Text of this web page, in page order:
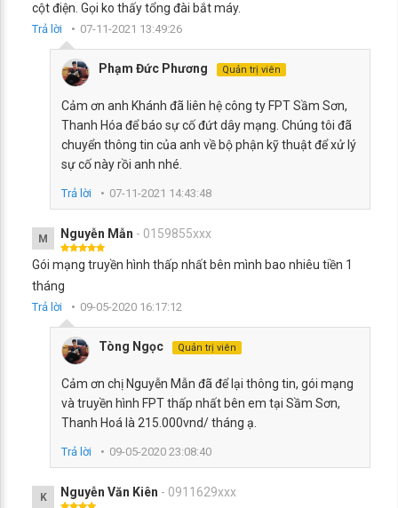
cột điện. Gọi ko thấy tổng đài bắt máy.
Trả lời 07-11-2021 13:49:26
Phạm Đức Phương Quản trị viên
Cảm ơn anh Khánh đã liên hệ công ty FPT Sầm Sơn,
Thanh Hóa để báo sự cố đứt dây mạng. Chúng tôi đã
chuyển thông tin của anh về bộ phận kỹ thuật để xử lý
sự cố này rồi anh nhé.
Trả lời 07-11-2021 14:43:48
M Nguyễn Mẫn - 0159855xxx
Gói mạng truyền hình thấp nhất bên mình bao nhiêu tiền 1
tháng
Trả lời 09-05-2020 16:17:12
Tòng Ngọc Quản trị viên
Cảm ơn chị Nguyễn Mẫn đã để lại thông tin, gói mạng
và truyền hình FPT thấp nhất bên em tại Sầm Sơn,
Thanh Hoá là 215.000vnd/ tháng ạ.
Trả lời 09-05-2020 23:08:40
K Nguyễn Văn Kiên - 0911629xxx